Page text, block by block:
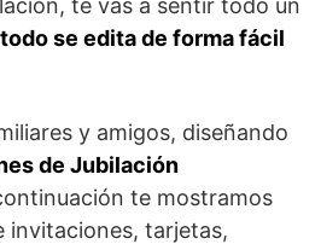
todo se edita de forma fácil
y amigos, diseñando
de Jubilación
te mostramos
invitaciones, tarjetas,